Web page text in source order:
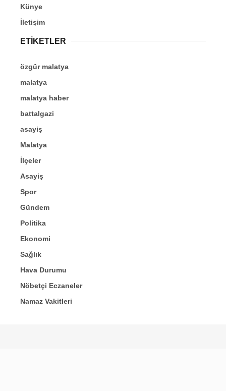
Künye
İletişim
ETİKETLER
özgür malatya
malatya
malatya haber
battalgazi
asayiş
Malatya
İlçeler
Asayiş
Spor
Gündem
Politika
Ekonomi
Sağlık
Hava Durumu
Nöbetçi Eczaneler
Namaz Vakitleri